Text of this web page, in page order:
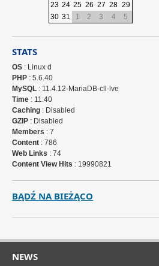
23 24 25 26 27 28 29
30 31 1 2 3 4 5
STATS
OS : Linux d
PHP : 5.6.40
MySQL : 11.4.12-MariaDB-cll-lve
Time : 11:40
Caching : Disabled
GZIP : Disabled
Members : 7
Content : 786
Web Links : 74
Content View Hits : 19990821
BĄDŹ NA BIEŻĄCO
NEWS